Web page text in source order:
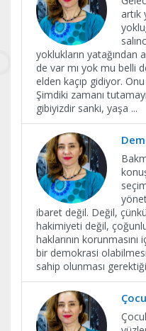
artık
yoklukların yatağından
de var mı yok mu belli
elden kaçıp gidiyor.
Şimdiki zamanı
gibiyizdir sanki, yaşa ...
ibaret değil. Değil,
hakimiyeti değil,
haklarının
bir demokrasi
sahip olunması